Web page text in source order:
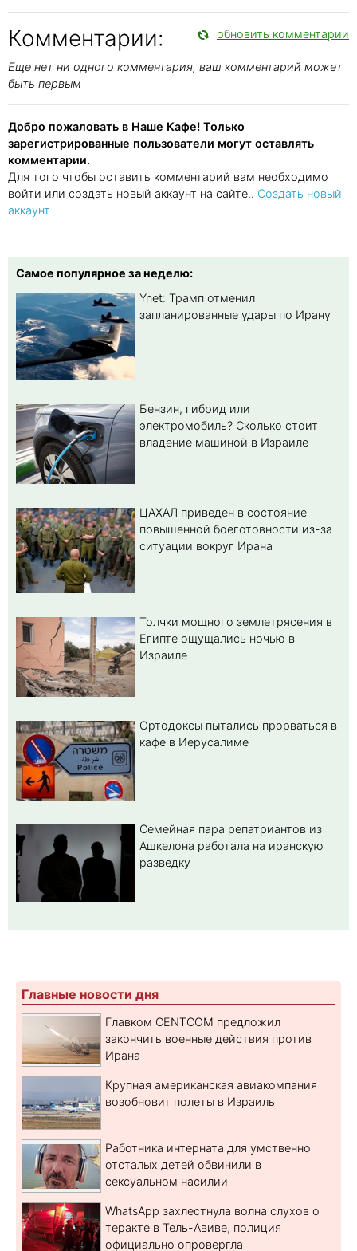
Комментарии: обновить комментарии
Еще нет ни одного комментария, ваш комментарий может
быть первым
Добро пожаловать в Наше Кафе! Только
зарегистрированные пользователи могут оставлять
комментарии.
Для того чтобы оставить комментарий вам необходимо
войти или создать новый аккаунт на сайте.. Создать новый
аккаунт
Самое популярное за неделю:
Ynet: Трамп отменил
запланированные удары по Ирану
Бензин, гибрид или
электромобиль? Cколько стоит
владение машиной в Израиле
ЦАХАЛ приведен в состояние
повышенной боеготовности из-за
ситуации вокруг Ирана
Толчки мощного землетрясения в
Египте ощущались ночью в
Израиле
Ортодоксы пытались прорваться в
кафе в Иерусалиме
Семейная пара репатриантов из
Ашкелона работала на иранскую
разведку
Главные новости дня
Главком CENTCOM предложил
закончить военные действия против
Ирана
Крупная американская авиакомпания
возобновит полеты в Израиль
Работника интерната для умственно
отсталых детей обвинили в
сексуальном насилии
WhatsApp захлестнула волна слухов о
теракте в Тель-Авиве, полиция
официально опровергла